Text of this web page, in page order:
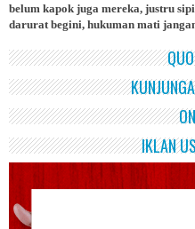
belum kapok juga mereka, justru
darurat begini, hukuman mati
IKLAN